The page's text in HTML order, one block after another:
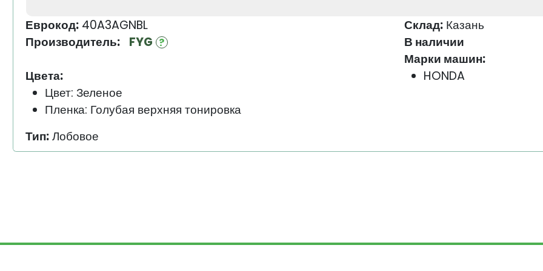
Еврокод:40A3AGNBL
Производитель:
FYG
Цвета:
Цвет: Зеленое
Пленка: Голубая верхняя тонировка
Тип:Лобовое
Склад:Казань
В наличии
Марки машин:
HONDA